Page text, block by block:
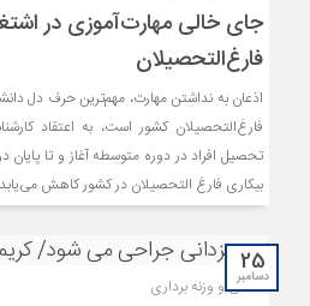
جای خالی مهارت‌آموزی در
فارغ‌التحصیلان
اذعان به نداشتن مهارت، مهم‌ترین حرف دل
فارغ‌التحصیلان کشور است، به اعتقاد
تحصیل افراد در دوره متوسطه آغاز و تا پایان
بیکاری فارغ التحصیلان در کشور کاهش
25
دسامبر
کشتی و وزنه برداری